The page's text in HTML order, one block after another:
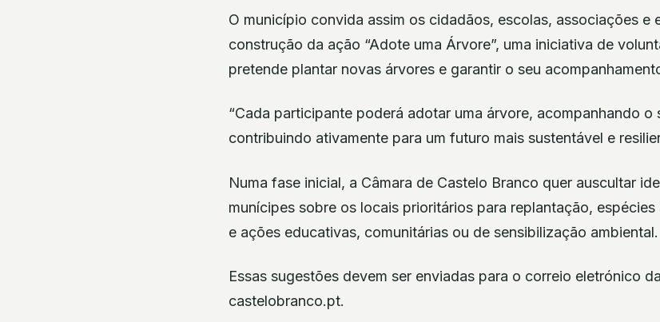
O município convida assim os cidadãos, escolas, associações e
construção da ação “Adote uma Árvore”, uma iniciativa de
pretende plantar novas árvores e garantir o seu
“Cada participante poderá adotar uma árvore, acompanhando o
contribuindo ativamente para um futuro mais sustentável e
Numa fase inicial, a Câmara de Castelo Branco quer auscultar
munícipes sobre os locais prioritários para replantação,
e ações educativas, comunitárias ou de sensibilização ambiental.
Essas sugestões devem ser enviadas para o correio eletrónico
castelobranco.pt.